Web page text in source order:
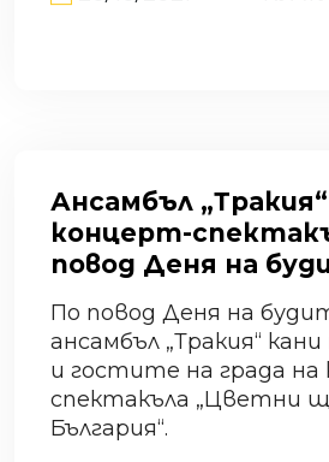
Ансамбъл
концерт-
повод Деня на
По повод Деня на
ансамбъл „Тракия“
и гостите на града
спектакъла „Цветни
България“.